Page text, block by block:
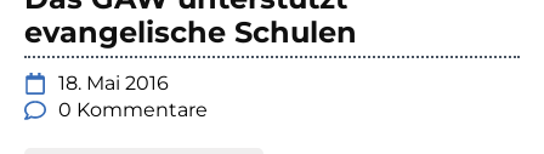
evangelische Schulen
18. Mai 2016
0 Kommentare